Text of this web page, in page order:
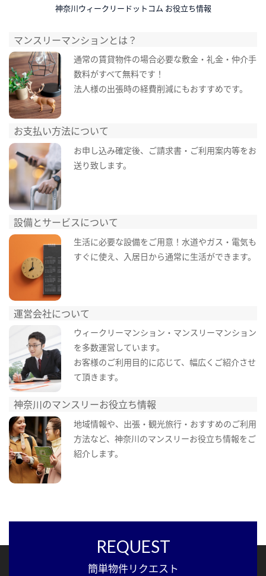
神奈川ウィークリードットコム お役立ち情報
マンスリーマンションとは？
通常の賃貸物件の場合必要な敷金・礼金・仲介手
数料がすべて無料です！
法人様の出張時の経費削減にもおすすめです。
お支払い方法について
お申し込み確定後、ご請求書・ご利用案内等をお
送り致します。
設備とサービスについて
生活に必要な設備をご用意！水道やガス・電気も
すぐに使え、入居日から通常に生活ができます。
運営会社について
ウィークリーマンション・マンスリーマンション
を多数運営しています。
お客様のご利用目的に応じて、幅広くご紹介させ
て頂きます。
神奈川のマンスリーお役立ち情報
地域情報や、出張・観光旅行・おすすめのご利用
方法など、神奈川のマンスリーお役立ち情報をご
紹介します。
REQUEST
簡単物件リクエスト